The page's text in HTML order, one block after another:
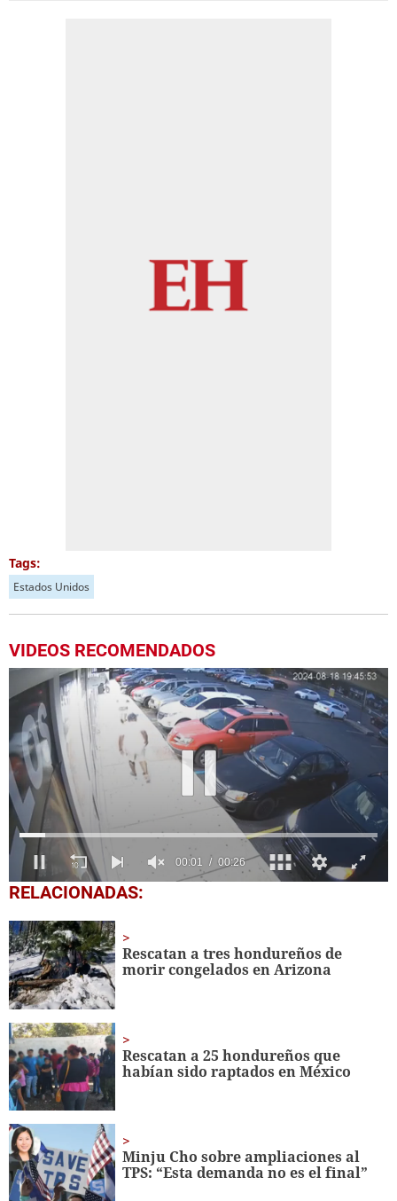
Tags:
Estados Unidos
VIDEOS RECOMENDADOS
0
seconds
26
seconds
RELACIONADAS:
Rescatan a tres hondureños de
morir congelados en Arizona
Rescatan a 25 hondureños que
habían sido raptados en México
Minju Cho sobre ampliaciones al
TPS: “Esta demanda no es el final”